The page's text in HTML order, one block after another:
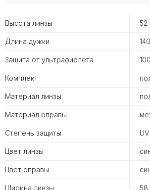
Высота линзы 52
Длина дужки
Защита от ультрафиолета
Комплект
Материал линзы
Материал оправы
Степень защиты
Цвет линзы
Цвет оправы
Ширина линзы 58